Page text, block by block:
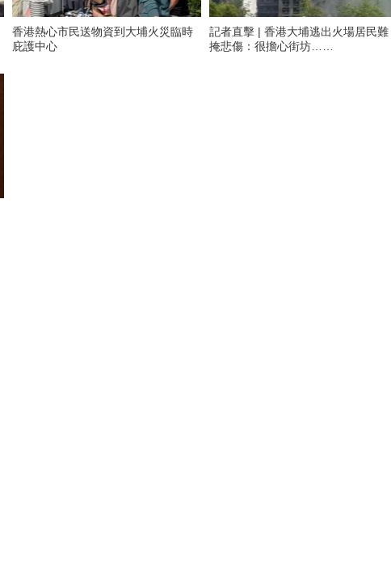
香港熱心市民送物資到大埔火災臨時
庇護中心
記者直擊 | 香港大埔逃出火場居民難
掩悲傷：很擔心街坊……